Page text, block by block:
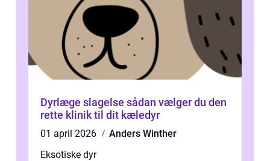
Dyrlæge slagelse sådan vælger du den
rette klinik til dit kæledyr
01 april 2026
Anders Winther
Eksotiske dyr